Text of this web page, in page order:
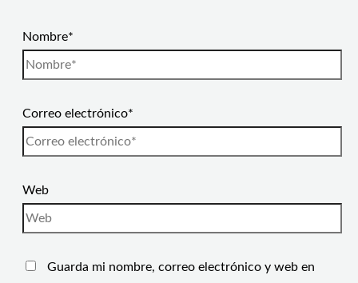
Nombre*
Correo electrónico*
Web
Guarda mi nombre, correo electrónico y web en